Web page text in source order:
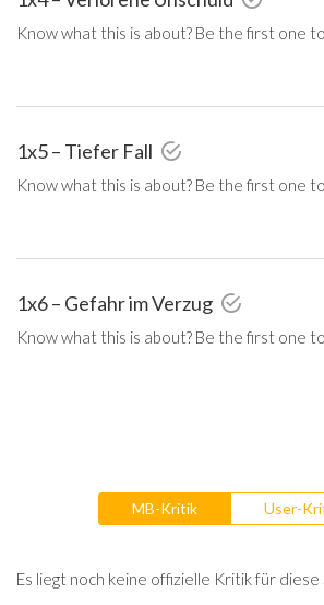
Know what this is about? Be the first one
1x5 – Tiefer Fall
Know what this is about? Be the first one
1x6 – Gefahr im Verzug
Know what this is about? Be the first one
MB-Kritik User-
Es liegt noch keine offizielle Kritik für diese